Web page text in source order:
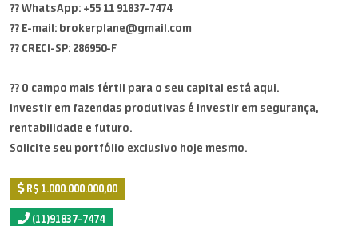
?? WhatsApp: +55 11 91837-7474
?? E-mail: brokerplane@gmail.com
?? CRECI-SP: 286950-F
?? O campo mais fértil para o seu capital está aqui.
Investir em fazendas produtivas é investir em segurança,
rentabilidade e futuro.
Solicite seu portfólio exclusivo hoje mesmo.
R$ 1.000.000.000,00
(11)91837-7474